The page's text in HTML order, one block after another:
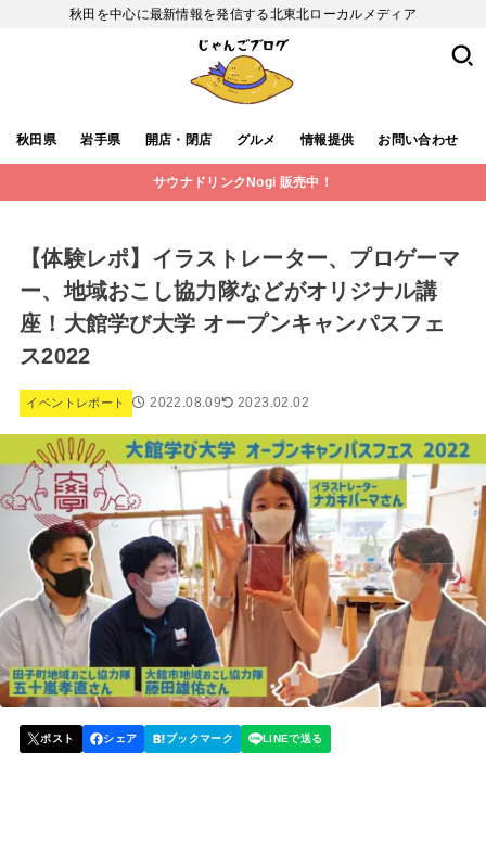
秋田を中心に最新情報を発信する北東北ローカルメディア
秋田県 岩手県 開店・閉店 グルメ 情報提供 お問い合わせ
サウナドリンクNogi 販売中！
【体験レポ】イラストレーター、プロゲーマ
ー、地域おこし協力隊などがオリジナル講
座！大館学び大学 オープンキャンパスフェ
ス2022
イベントレポート 2022.08.09 2023.02.02